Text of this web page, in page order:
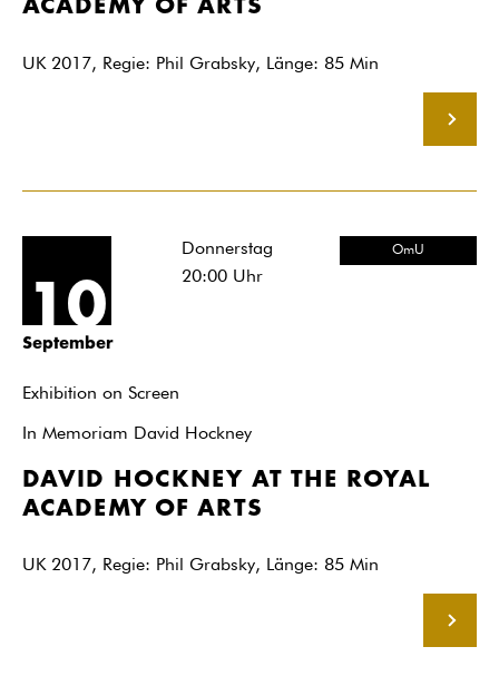
ACADEMY OF ARTS
UK 2017, Regie: Phil Grabsky, Länge: 85 Min
10
September
Donnerstag
20:00Uhr
OmU
Exhibition on Screen
In Memoriam David Hockney
DAVID HOCKNEY AT THE ROYAL
ACADEMY OF ARTS
UK 2017, Regie: Phil Grabsky, Länge: 85 Min